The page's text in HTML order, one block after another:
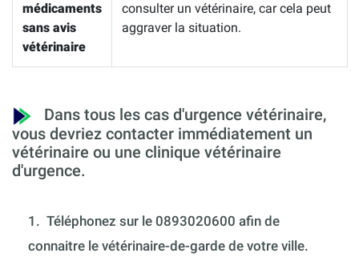
médicaments
sans avis
vétérinaire
consulter un vétérinaire, car cela peut
aggraver la situation.
Dans tous les cas d'urgence vétérinaire,
vous devriez contacter immédiatement un
vétérinaire ou une clinique vétérinaire
d'urgence.
1. Téléphonez sur le 0893020600 afin de
connaitre le vétérinaire-de-garde de votre ville.